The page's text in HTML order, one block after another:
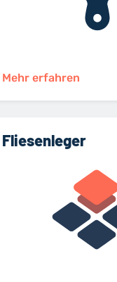
Mehr erfahren
Fliesenleger